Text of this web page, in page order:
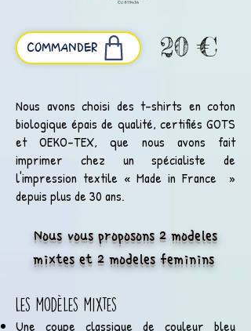
20 €
COMMANDER
Nous avons choisi des t-shirts en coton
biologique épais de qualité, certifiés GOTS
et OEKO-TEX, que nous avons fait
imprimer chez un spécialiste de
l'impression textile « Made in France »
depuis plus de 30 ans.
Nous vous proposons 2 modeles
mixtes et 2 modeles feminins
Les modèles mixtes
Une coupe classique de couleur bleu